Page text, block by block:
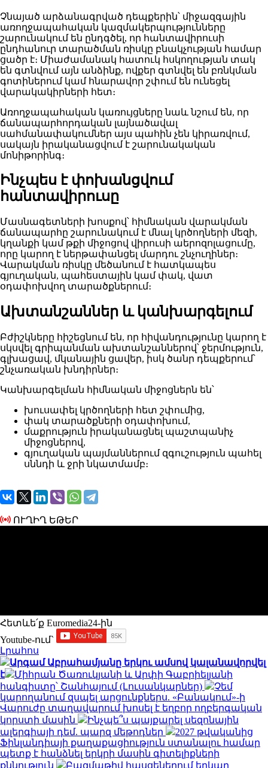
Չնայած արձանագրված դեպքերին՝ միջազգային
առողջապահական կազմակերպությունները
շարունակում են ընդգծել, որ հանտավիրուսի
ընդհանուր տարածման ռիսկը բնակչության համար
ցածր է։ Միաժամանակ հատուկ հսկողության տակ
են գտնվում այն անձինք, ովքեր գտնվել են բռնկման
գոտիներում կամ հնարավոր շփում են ունեցել
վարակակիրների հետ։
Առողջապահական կառույցները նաև նշում են, որ
ճանապարհորդական լայնածավալ
սահմանափակումներ այս պահին չեն կիրառվում,
սակայն իրականացվում է շարունակական
մոնիթորինգ։
Ինչպես է փոխանցվում
հանտավիրուսը
Մասնագետների խոսքով՝ հիմնական վարակման
ճանապարհը շարունակում է մնալ կրծողների մեզի,
կղանքի կամ թքի միջոցով վիրուսի աերոզոլացումը,
որը կարող է ներթափանցել մարդու շնչուղիներ։
Վարակման ռիսկը մեծանում է հատկապես
գյուղական, պահեստային կամ փակ, վատ
օդափոխվող տարածքներում։
Ախտանշաններ և կանխարգելում
Բժիշկները հիշեցնում են, որ հիվանդությունը կարող է
սկսվել գրիպանման ախտանշաններով՝ ջերմություն,
գլխացավ, մկանային ցավեր, իսկ ծանր դեպքերում՝
շնչառական խնդիրներ։
Կանխարգելման հիմնական միջոցներն են՝
խուսափել կրծողների հետ շփումից,
փակ տարածքների օդափոխում,
մաքրություն իրականացնել պաշտպանիչ
միջոցներով,
գյուղական պայմաններում զգուշություն պահել
սննդի և ջրի նկատմամբ։
ՈՒՂԻՂ ԵԹԵՐ
Հետևե՛ք Euromedia24-ին
Youtube-ում`
Լրահոս
Արգամ Աբրահամյանը երկու ամսով կալանավորվել
է
Միհրան Ծառուկյանի և Արփի Գաբրիելյանի
հանգիստը՝ Շանհայում (Լուսանկարներ)
Չեմ
կարողանում զսպել արցունքներս. «Բանակում»-ի
Վարուժը տաղավարում խոսել է եղբոր ողբերգական
կորստի մասին
Ինչպե՞ս պայքարել սեզոնային
ալերգիայի դեմ. պարզ մեթոդներ
2027 թվականից
Ֆինլանդիայի քաղաքացիություն ստանալու համար
պետք է հանձնել երկրի մասին գիտելիքների
քննություն
Բազմաթիվ հասցեներում երկար